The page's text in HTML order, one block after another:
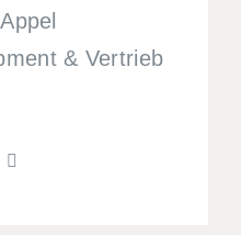
& Vertrieb